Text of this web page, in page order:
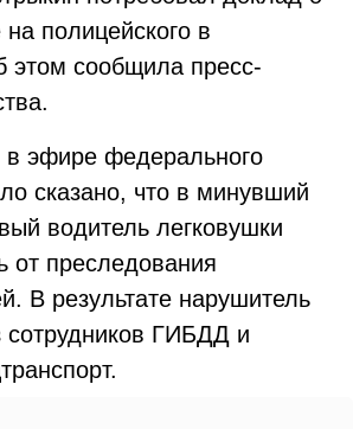
полицейского в
этом сообщила пресс-
эфире федерального
сказано, что в минувший
водитель легковушки
от преследования
В результате нарушитель
сотрудников ГИБДД и